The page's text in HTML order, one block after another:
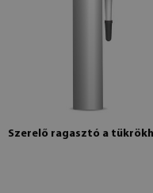
Szerelő ragasztó a